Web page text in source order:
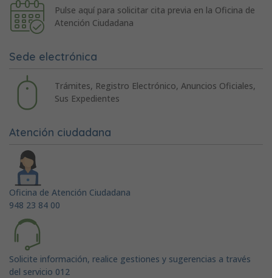
Pulse aquí para solicitar cita previa en la Oficina de
Atención Ciudadana
Sede electrónica
Trámites, Registro Electrónico, Anuncios Oficiales,
Sus Expedientes
Atención ciudadana
Oficina de Atención Ciudadana
948 23 84 00
Solicite información, realice gestiones y sugerencias a través
del servicio 012